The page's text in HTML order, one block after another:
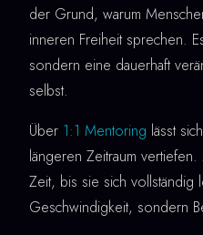
der Grund, warum
inneren Freiheit sprechen.
sondern eine dauerhaft
selbst.
Über 1:1 Mentoring lässt
längeren Zeitraum
Zeit, bis sie sich vollständig
Geschwindigkeit, sondern